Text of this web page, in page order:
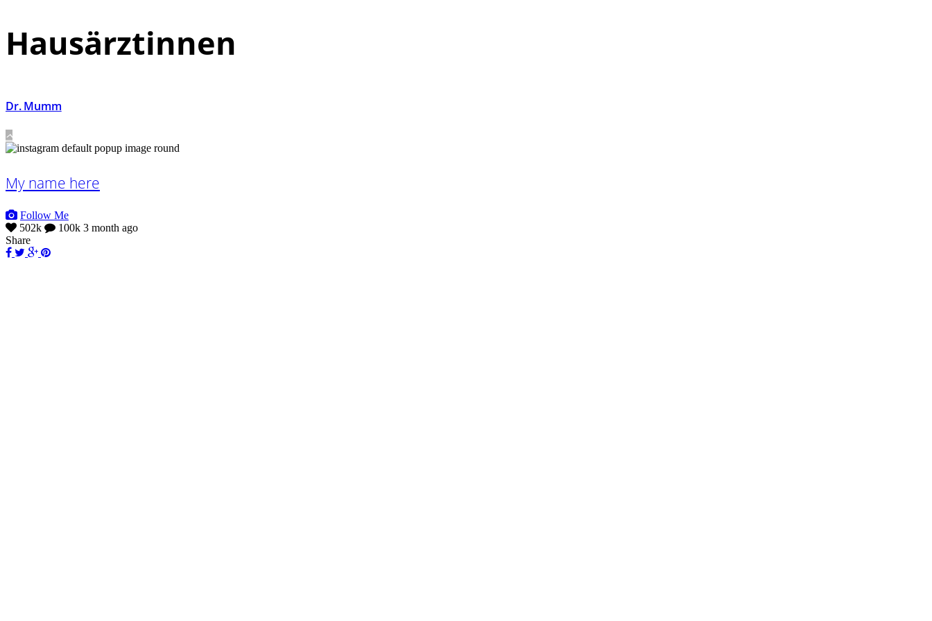
Hausärztinnen
Dr. Mumm
My name here
Follow Me
502k
100k 3 month ago
Share